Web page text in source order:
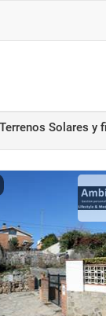
Terrenos Solares y